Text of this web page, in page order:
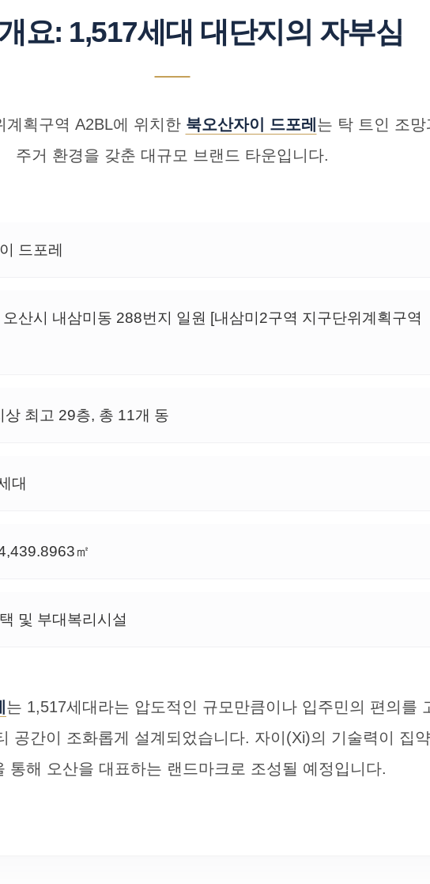
요: 1,517세대 대단지의 자부심
계획구역 A2BL에 위치한 북오산자이 드포레는 탁 트인 조
주거 환경을 갖춘 대규모 브랜드 타운입니다.
드포레
산시 내삼미동 288번지 일원 [내삼미2구역 지구단위계획구역
상 최고 29층, 총 11개 동
대
㎡
및 부대복리시설
는 1,517세대라는 압도적인 규모만큼이나 입주민의 편의를
공간이 조화롭게 설계되었습니다. 자이(Xi)의 기술력이 집
통해 오산을 대표하는 랜드마크로 조성될 예정입니다.